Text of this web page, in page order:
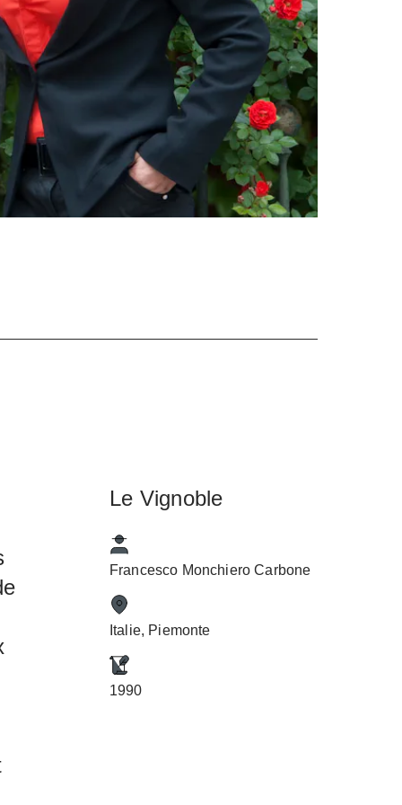
Le Vignoble
Francesco Monchiero Carbone
Italie, Piemonte
1990